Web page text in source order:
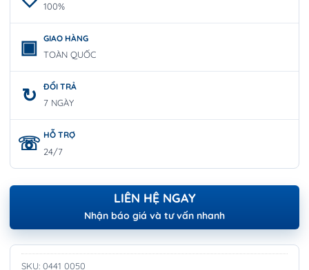
100%
GIAO HÀNG
TOÀN QUỐC
ĐỔI TRẢ
7 NGÀY
HỖ TRỢ
24/7
LIÊN HỆ NGAY
Nhận báo giá và tư vấn nhanh
SKU: 0441 0050